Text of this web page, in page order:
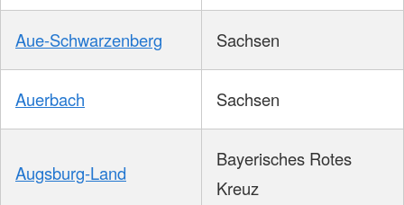
Aue-Schwarzenberg Sachsen
Auerbach Sachsen
Augsburg-Land
Bayerisches Rotes
Kreuz